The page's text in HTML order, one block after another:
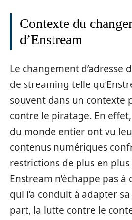
Contexte du
d’Enstream
Le changement d’adresse
de streaming telle
souvent dans un contexte
contre le piratage. En
du monde entier ont vu
contenus numériques
restrictions de plus en
Enstream n’échappe pas à
qui l’a conduit à adapter
part, la lutte contre le